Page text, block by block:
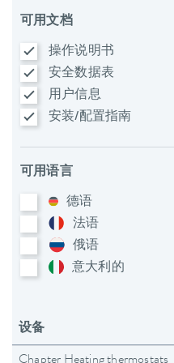
可用文档
操作说明书
安全数据表
用户信息
安装/配置指南
可用语言
德语
法语
俄语
意大利​的
设备
Chapter Heating thermostats